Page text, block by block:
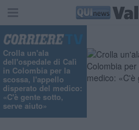
Crolla un'ala
dell'ospedale di Calì
in Colombia per la
scossa, l'appello
disperato del medico:
«C'è gente sotto,
serve aiuto»